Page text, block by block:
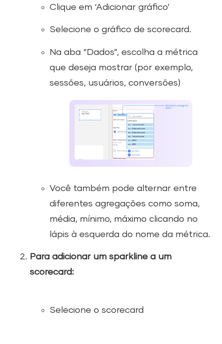
Clique em ‘Adicionar gráfico’
Selecione o gráfico de scorecard.
Na aba “Dados”, escolha a métrica
que deseja mostrar (por exemplo,
sessões, usuários, conversões)
Você também pode alternar entre
diferentes agregações como soma,
média, mínimo, máximo clicando no
lápis à esquerda do nome da métrica.
Para adicionar um sparkline a um
scorecard:
Selecione o scorecard